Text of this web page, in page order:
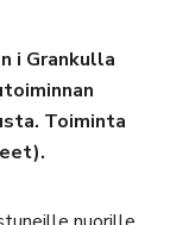
i Grankulla
Toiminta